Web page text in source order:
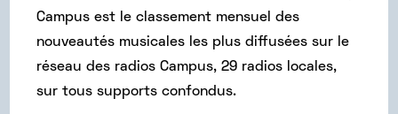
Campus est le classement mensuel des
nouveautés musicales les plus diffusées sur le
réseau des radios Campus, 29 radios locales,
sur tous supports confondus.